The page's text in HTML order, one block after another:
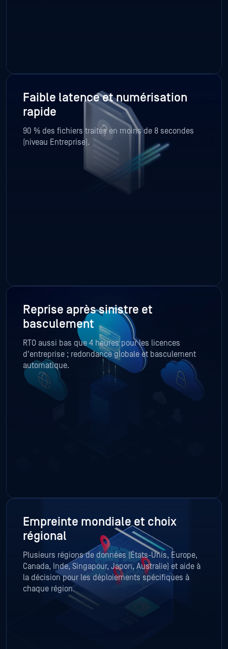
Faible latence et numérisation
rapide
90 % des fichiers traités en moins de 8 secondes
(niveau Entreprise).
Reprise après sinistre et
basculement
RTO aussi bas que 4 heures pour les licences
d'entreprise ; redondance globale et basculement
automatique.
Empreinte mondiale et choix
régional
Plusieurs régions de données (États-Unis, Europe,
Canada, Inde, Singapour, Japon, Australie) et aide à
la décision pour les déploiements spécifiques à
chaque région.